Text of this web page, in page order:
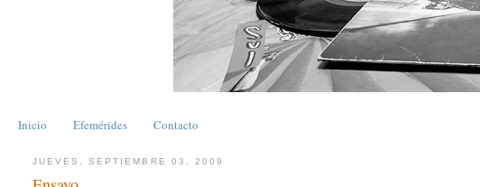
Inicio Efemérides Contacto
JUEVES, SEPTIEMBRE 03, 2009